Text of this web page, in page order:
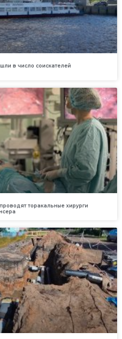
в число соискателей
торакальные хирурги